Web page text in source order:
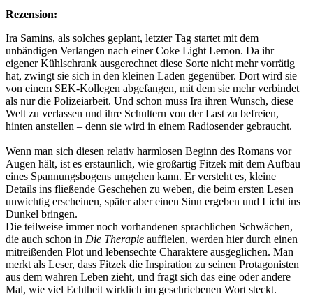
Rezension:
Ira Samins, als solches geplant, letzter Tag startet mit dem
unbändigen Verlangen nach einer Coke Light Lemon. Da ihr
eigener Kühlschrank ausgerechnet diese Sorte nicht mehr vorrätig
hat, zwingt sie sich in den kleinen Laden gegenüber. Dort wird sie
von einem SEK-Kollegen abgefangen, mit dem sie mehr verbindet
als nur die Polizeiarbeit. Und schon muss Ira ihren Wunsch, diese
Welt zu verlassen und ihre Schultern von der Last zu befreien,
hinten anstellen – denn sie wird in einem Radiosender gebraucht.
Wenn man sich diesen relativ harmlosen Beginn des Romans vor
Augen hält, ist es erstaunlich, wie großartig Fitzek mit dem Aufbau
eines Spannungsbogens umgehen kann. Er versteht es, kleine
Details ins fließende Geschehen zu weben, die beim ersten Lesen
unwichtig erscheinen, später aber einen Sinn ergeben und Licht ins
Dunkel bringen.
Die teilweise immer noch vorhandenen sprachlichen Schwächen,
die auch schon in Die Therapie auffielen, werden hier durch einen
mitreißenden Plot und lebensechte Charaktere ausgeglichen. Man
merkt als Leser, dass Fitzek die Inspiration zu seinen Protagonisten
aus dem wahren Leben zieht, und fragt sich das eine oder andere
Mal, wie viel Echtheit wirklich im geschriebenen Wort steckt.